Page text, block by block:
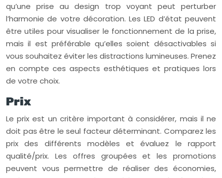
qu’une prise au design trop voyant peut perturber
l’harmonie de votre décoration. Les LED d’état peuvent
être utiles pour visualiser le fonctionnement de la prise,
mais il est préférable qu’elles soient désactivables si
vous souhaitez éviter les distractions lumineuses. Prenez
en compte ces aspects esthétiques et pratiques lors
de votre choix.
Prix
Le prix est un critère important à considérer, mais il ne
doit pas être le seul facteur déterminant. Comparez les
prix des différents modèles et évaluez le rapport
qualité/prix. Les offres groupées et les promotions
peuvent vous permettre de réaliser des économies,